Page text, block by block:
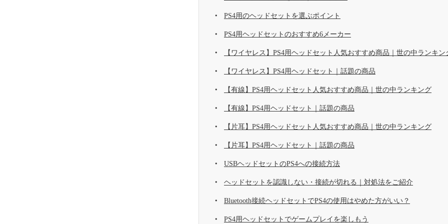
PS4用のヘッドセットを選ぶポイント
PS4用ヘッドセットのおすすめ6メーカー
【ワイヤレス】PS4用ヘッドセット人気おすすめ商品｜世の中ランキン
【ワイヤレス】PS4用ヘッドセット｜話題の商品
【有線】PS4用ヘッドセット人気おすすめ商品｜世の中ランキング
【有線】PS4用ヘッドセット｜話題の商品
【片耳】PS4用ヘッドセット人気おすすめ商品｜世の中ランキング
【片耳】PS4用ヘッドセット｜話題の商品
USBヘッドセットのPS4への接続方法
ヘッドセットを認識しない・接続が切れる｜対処法をご紹介
Bluetooth接続ヘッドセットでPS4の使用はやめた方がいい？
PS4用ヘッドセットでゲームプレイを楽しもう